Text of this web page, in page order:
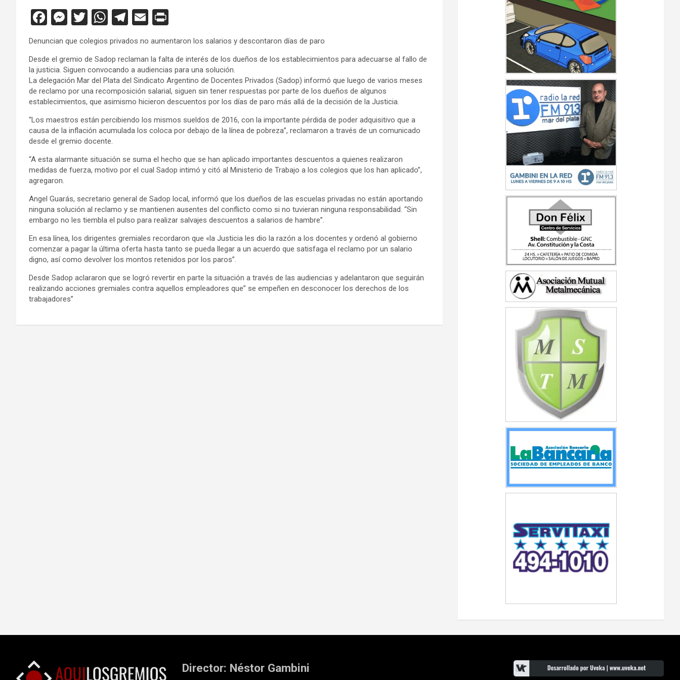
F
a
ce
b
o
o
k
M
se
n
g
er
T
wi
tt
er
W
at
s
A
p
p
T
el
e
gr
a
m
E
ail
in
tF
ri
e
n
dl
y
Denuncian que colegios privados no aumentaron los salarios y descontaron días de paro
Desde el gremio de Sadop reclaman la falta de interés de los dueños de los establecimientos para adecuarse al fallo de
la justicia. Siguen convocando a audiencias para una solución.
La delegación Mar del Plata del Sindicato Argentino de Docentes Privados (Sadop) informó que luego de varios meses
de reclamo por una recomposición salarial, siguen sin tener respuestas por parte de los dueños de algunos
establecimientos, que asimismo hicieron descuentos por los días de paro más allá de la decisión de la Justicia.
“Los maestros están percibiendo los mismos sueldos de 2016, con la importante pérdida de poder adquisitivo que a
causa de la inflación acumulada los coloca por debajo de la línea de pobreza”, reclamaron a través de un comunicado
desde el gremio docente.
“A esta alarmante situación se suma el hecho que se han aplicado importantes descuentos a quienes realizaron
medidas de fuerza, motivo por el cual Sadop intimó y citó al Ministerio de Trabajo a los colegios que los han aplicado”,
agregaron.
Angel Guarás, secretario general de Sadop local, informó que los dueños de las escuelas privadas no están aportando
ninguna solución al reclamo y se mantienen ausentes del conflicto como si no tuvieran ninguna responsabilidad. “Sin
embargo no les tiembla el pulso para realizar salvajes descuentos a salarios de hambre”.
En esa línea, los dirigentes gremiales recordaron que «la Justicia les dio la razón a los docentes y ordenó al gobierno
comenzar a pagar la última oferta hasta tanto se pueda llegar a un acuerdo que satisfaga el reclamo por un salario
digno, así como devolver los montos retenidos por los paros”.
Desde Sadop aclararon que se logró revertir en parte la situación a través de las audiencias y adelantaron que seguirán
realizando acciones gremiales contra aquellos empleadores que” se empeñen en desconocer los derechos de los
trabajadores”
Director: Néstor Gambini